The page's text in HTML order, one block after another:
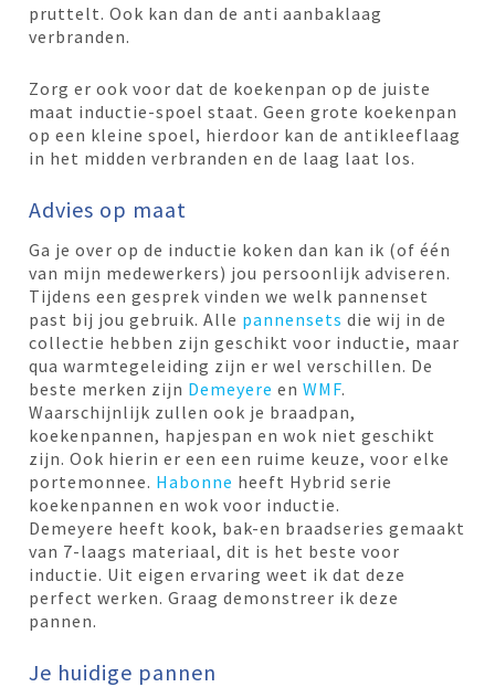
pruttelt. Ook kan dan de anti aanbaklaag
verbranden.
Zorg er ook voor dat de koekenpan op de juiste
maat inductie-spoel staat. Geen grote koekenpan
op een kleine spoel, hierdoor kan de antikleeflaag
in het midden verbranden en de laag laat los.
Advies op maat
Ga je over op de inductie koken dan kan ik (of één
van mijn medewerkers) jou persoonlijk adviseren.
Tijdens een gesprek vinden we welk pannenset
past bij jou gebruik. Alle pannensets die wij in de
collectie hebben zijn geschikt voor inductie, maar
qua warmtegeleiding zijn er wel verschillen. De
beste merken zijn Demeyere enWMF.
Waarschijnlijk zullen ook je braadpan,
koekenpannen, hapjespan en wok niet geschikt
zijn. Ook hierin er een een ruime keuze, voor elke
portemonnee. Habonne heeft Hybrid serie
koekenpannen en wok voor inductie.
Demeyere heeft kook, bak-en braadseries gemaakt
van 7-laags materiaal, dit is het beste voor
inductie. Uit eigen ervaring weet ik dat deze
perfect werken. Graag demonstreer ik deze
pannen.
Je huidige pannen